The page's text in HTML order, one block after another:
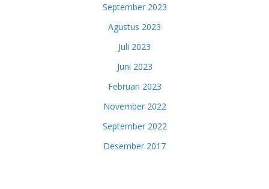
September 2023
Agustus 2023
Juli 2023
Juni 2023
Februari 2023
November 2022
September 2022
Desember 2017